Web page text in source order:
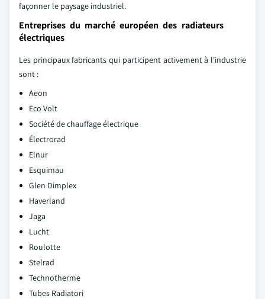
façonner le paysage industriel.
Entreprises du marché européen des radiateurs
électriques
Les principaux fabricants qui participent activement à l'industrie
sont :
Aeon
Eco Volt
Société de chauffage électrique
Électrorad
Elnur
Esquimau
Glen Dimplex
Haverland
Jaga
Lucht
Roulotte
Stelrad
Technotherme
Tubes Radiatori